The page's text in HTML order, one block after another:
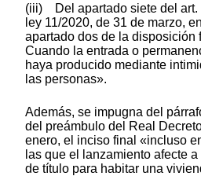
(iii) Del apartado siete del art.
ley 11/2020, de 31 de marzo,
apartado dos de la disposición
Cuando la entrada o
haya producido mediante
las personas».
Además, se impugna del
del preámbulo del Real
enero, el inciso final «incluso
las que el lanzamiento afecte
de título para habitar una